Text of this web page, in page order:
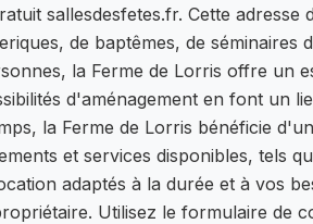
sallesdesfetes.fr. Cette
de baptêmes, de
la Ferme de Lorris offre un
d'aménagement en font un
la Ferme de Lorris bénéficie
et services disponibles, tels
adaptés à la durée et à vos
Utilisez le formulaire de